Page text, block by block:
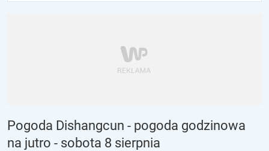
Pogoda Dishangcun - pogoda godzinowa
na jutro - sobota 8 sierpnia